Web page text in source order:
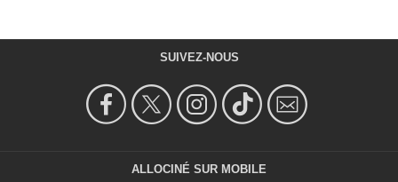
SUIVEZ-NOUS
ALLOCINÉ SUR MOBILE